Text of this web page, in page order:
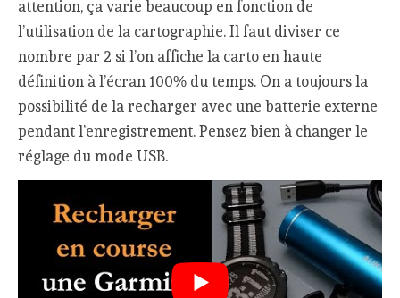
attention, ça varie beaucoup en fonction de
l’utilisation de la cartographie. Il faut diviser ce
nombre par 2 si l’on affiche la carto en haute
définition à l’écran 100% du temps. On a toujours la
possibilité de la recharger avec une batterie externe
pendant l’enregistrement. Pensez bien à changer le
réglage du mode USB.